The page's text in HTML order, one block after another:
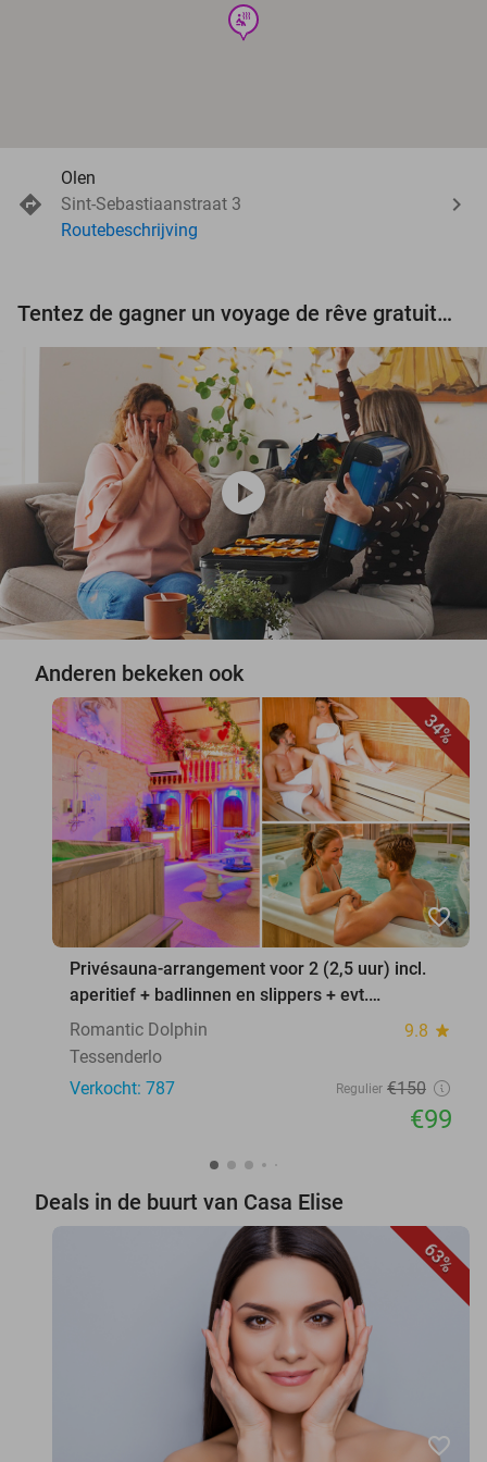
wellness
Olen
Sint-Sebastiaanstraat 3
Routebeschrijving
Tentez de gagner un voyage de rêve gratuit d'une valeur de 3.000 € !
play_circle
Anderen bekeken ook
34%
favorite_border
Privésauna-arrangement voor 2 (2,5 uur) incl.
aperitief + badlinnen en slippers + evt.
borrelplank
Romantic Dolphin 9.8 star
Tessenderlo
Verkocht: 787
Regulier €150
€99
Deals in de buurt van Casa Elise
63%
favorite_border